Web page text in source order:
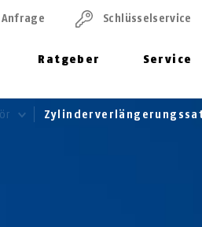
Ratgeber Service
Anfrage Schlüssel­service